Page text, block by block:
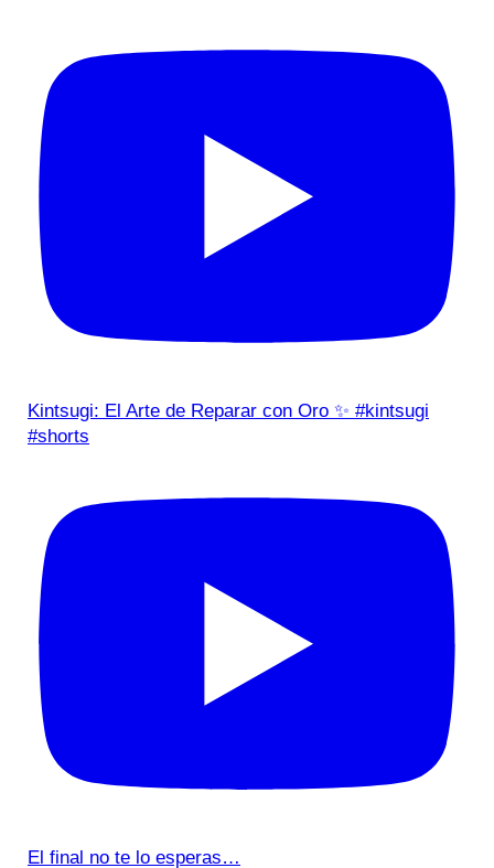
Kintsugi: El Arte de Reparar con Oro ✨ #kintsugi
#shorts
El final no te lo esperas…